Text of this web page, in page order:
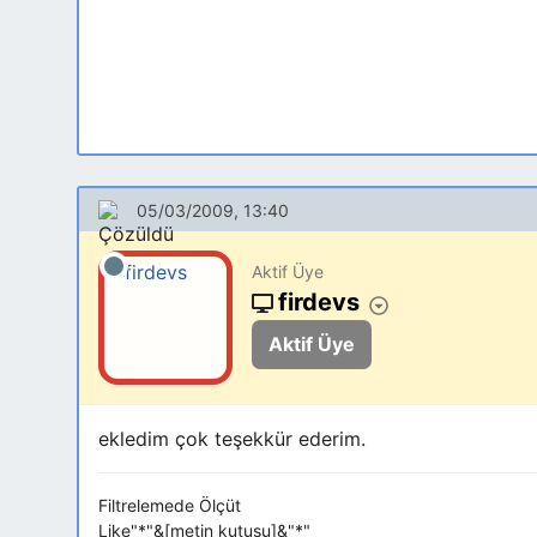
05/03/2009, 13:40
Aktif Üye
firdevs
Aktif Üye
ekledim çok teşekkür ederim.
Filtrelemede Ölçüt
Like"*"&[metin kutusu]&"*"